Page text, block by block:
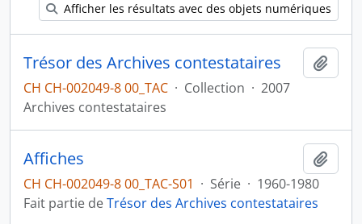
Afficher les résultats avec des objets numériques
Trésor des Archives contestataires
CH CH-002049-8 00_TAC · Collection · 2007
Archives contestataires
Affiches
CH CH-002049-8 00_TAC-S01 · Série · 1960-1980
Fait partie deTrésor des Archives contestataires